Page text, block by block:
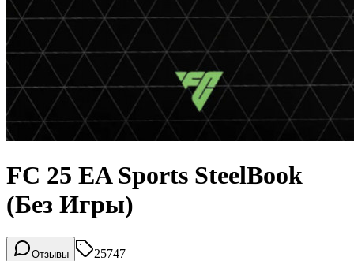
FC 25 EA Sports SteelBook
(Без Игры)
Отзывы
25747